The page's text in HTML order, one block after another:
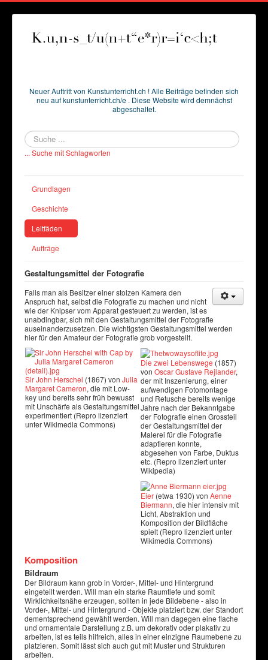
Neuer Auftritt von Kunstunterricht.ch ! Alle Beiträge befinden sich
neu auf kunstunterricht.ch/e . Diese Website wird demnächst
abgeschaltet.
Suchen
... Suche mit Schlagworten
Grundlagen
Geschichte
Leitfäden
Aufträge
Gestaltungsmittel der Fotografie
Falls man als Besitzer einer stolzen Kamera den
Anspruch hat, selbst die Fotografie zu machen und nicht
wie der Knipser vom Apparat gesteuert zu werden, ist es
unabdingbar, sich mit den Gestaltungsmittel der Fotografie
auseinanderzusetzen. Die wichtigsten Gestaltungsmittel werden
hier für den Amateur der Fotografie grob vorgestellt.
Sir John Herschel (1867) von Julia
Margaret Cameron, die mit Low-
key und bereits sehr früh bewusst
mit Unschärfe als Gestaltungsmittel
experimentiert (Repro lizenziert
unter Wikimedia Commons)
Die zwei Lebenswege (1857)
von Oscar Gustave Rejlander,
der mit Inszenierung, einer
aufwendigen Fotomontage
und Retusche bereits wenige
Jahre nach der Bekanntgabe
der Fotografie einen Grossteil
der Gestaltungsmittel der
Malerei für die Fotografie
adaptieren konnte,
abgesehen von Farbe, Duktus
etc. (Repro lizenziert unter
Wikipedia)
Eier (etwa 1930) von Aenne
Biermann, die hier intensiv mit
Licht, Abstraktion und
Komposition der Bildfläche
spielt (Repro lizenziert unter
Wikimedia Commons)
Komposition
Bildraum
Der Bildraum kann grob in Vorder-, Mittel- und Hintergrund
eingeteilt werden. Will man ein starke Raumtiefe und somit
Wirklichkeitsnähe erzeugen, sollten in jede Bildebene - also in
Vorder-, Mittel- und Hintergrund - Objekte platziert bzw. der Standort
dementsprechend gewählt werden. Will man dagegen eine flache
und ornamentale Darstellung z.B. um dekorativ oder plakativ zu
arbeiten, ist es teils hilfreich, alles in einer einzigne Raumebene zu
platzieren. Somit lässt sich auch gut mit Muster und Strukturen
arbeiten.